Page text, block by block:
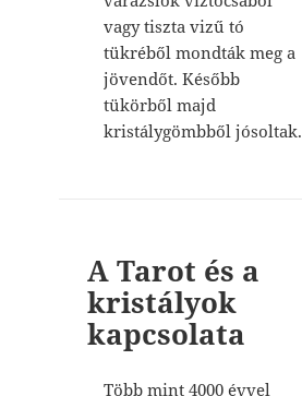
vagy tiszta vizű tó
tükréből mondták meg a
jövendőt. Később
tükörből majd
kristálygömbből jósoltak.
A Tarot és a
kristályok
kapcsolata
Több mint 4000 évvel